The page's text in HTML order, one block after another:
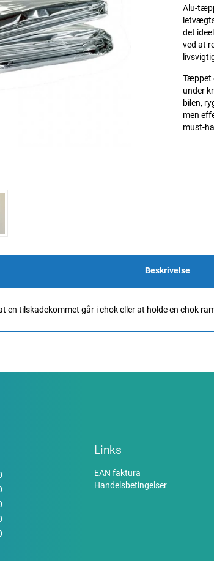
Alu-
det
ved at
Tæppet
under
bilen,
men
must-
Beskrivelse
tilskadekommet går i chok eller at holde en chok
Links
EAN faktura
Handelsbetingelser